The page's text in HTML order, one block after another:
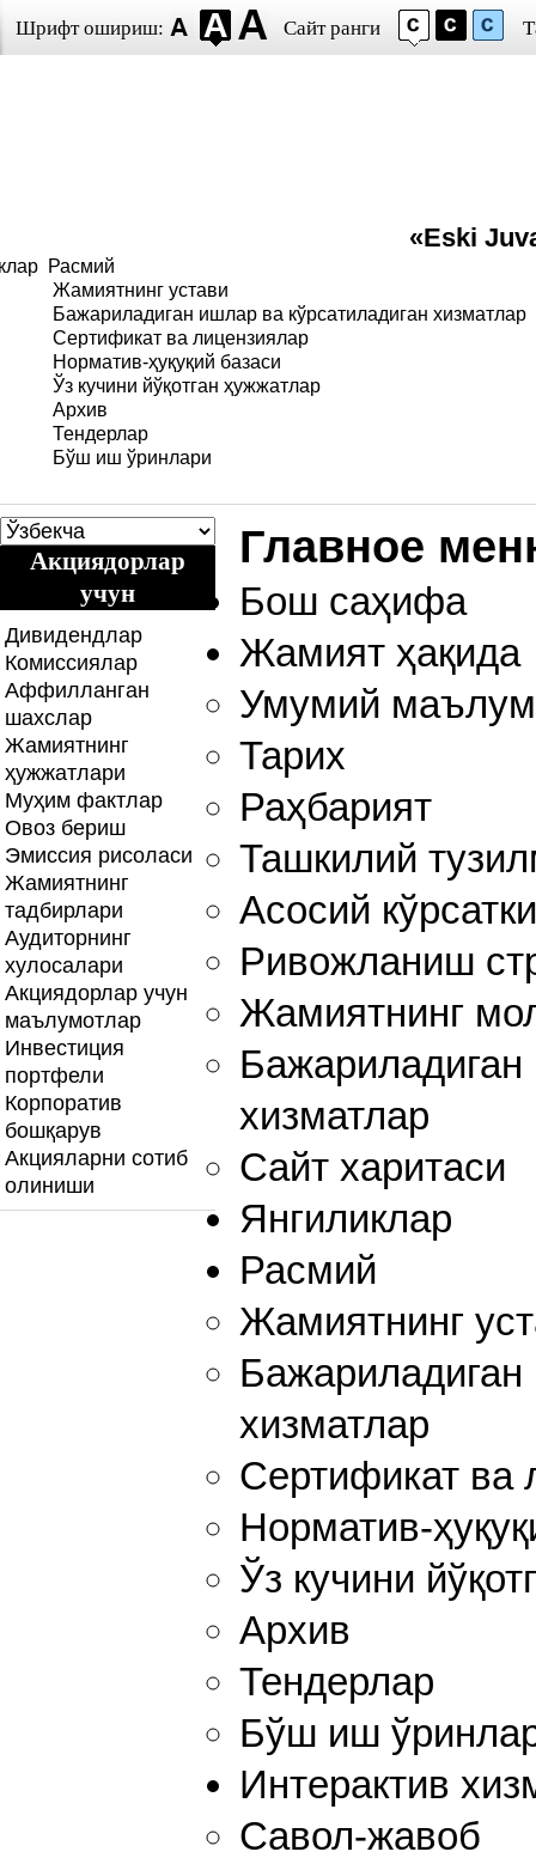
Шрифт ошириш: Сайт ранги
«Eski
Расмий
Жамиятнинг устави
Бажариладиган ишлар ва кўрсатиладиган хизматлар
Сертификат ва лицензиялар
Норматив-ҳуқуқий базаси
Ўз кучини йўқотган ҳужжатлар
Архив
Тендерлар
Бўш иш ўринлари
Акциядорлар
учун
Дивидендлар
Комиссиялар
Аффилланган
шахслар
Жамиятнинг
ҳужжатлари
Муҳим фактлар
Овоз бериш
Эмиссия рисоласи
Жамиятнинг
тадбирлари
Аудиторнинг
хулосалари
Акциядорлар учун
маълумотлар
Инвестиция
портфели
Корпоратив
бошқарув
Акцияларни сотиб
олиниши
Главное
Бош саҳифа
Жамият ҳақида
Умумий
Тарих
Раҳбарият
Ташкилий
Асосий
Ривожланиш
Жамиятнинг
Бажариладиган
хизматлар
Сайт харитаси
Янгиликлар
Расмий
Жамиятнинг
Бажариладиган
хизматлар
Сертификат ва
Норматив-
Ўз кучини
Архив
Тендерлар
Бўш иш
Интерактив
Савол-жавоб